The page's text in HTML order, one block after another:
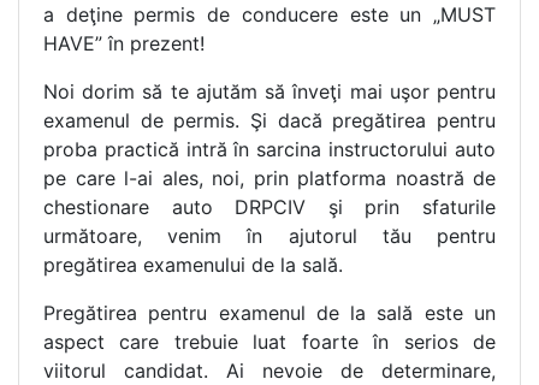
a deţine permis de conducere este un „MUST
HAVE” în prezent!
Noi dorim să te ajutăm să înveţi mai uşor pentru
examenul de permis. Şi dacă pregătirea pentru
proba practică intră în sarcina instructorului auto
pe care l-ai ales, noi, prin platforma noastră de
chestionare auto DRPCIV şi prin sfaturile
următoare, venim în ajutorul tău pentru
pregătirea examenului de la sală.
Pregătirea pentru examenul de la sală este un
aspect care trebuie luat foarte în serios de
viitorul candidat. Ai nevoie de determinare,